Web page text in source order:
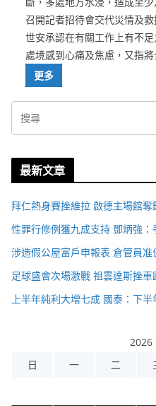
召開記者招待會交代災情及
世安承認在有關工作上有不
處境感到心痛及焦慮，又指
更多
最新文章
拜仁熱身賽挫維拉 啟德主場館奪
性罪行修例獲九成支持 鄧炳強
涉造假公屋富戶申報表 倉管員准
足球盛會次場激戰 祖雲達斯挫車
上半年純利大增七成 國泰：下
2026
日
一 二